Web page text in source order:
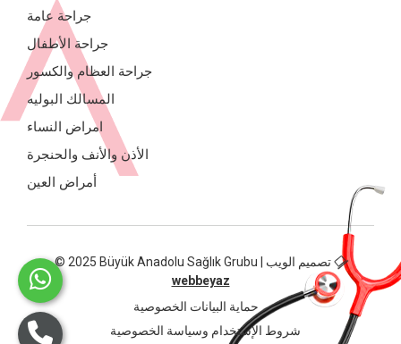
جراحة عامة
جراحة الأطفال
جراحة العظام والكسور
المسالك البوليه
امراض النساء
الأذن والأنف والحنجرة
أمراض العين
حماية البيانات الخصوصية
شروط الإستخدام وسياسة الخصوصية
© 2025 Büyük Anadolu Sağlık Grubu | تصميم الويب
webbeyaz